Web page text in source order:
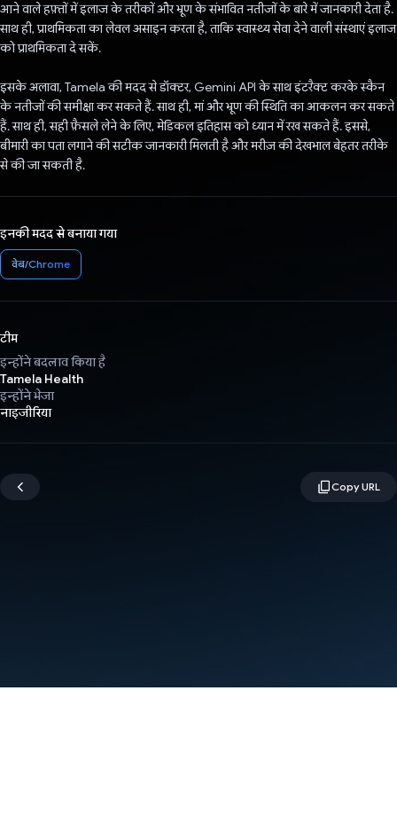
आने वाले हफ़्तों में इलाज के तरीकों और भ्रूण के संभावित नतीजों के बारे में जानकारी देता है.
साथ ही, प्राथमिकता का लेवल असाइन करता है, ताकि स्वास्थ्य सेवा देने वाली संस्थाएं इलाज
को प्राथमिकता दे सकें.
इसके अलावा, Tamela की मदद से डॉक्टर, Gemini API के साथ इंटरैक्ट करके स्कैन
के नतीजों की समीक्षा कर सकते हैं. साथ ही, मां और भ्रूण की स्थिति का आकलन कर सकते
हैं. साथ ही, सही फ़ैसले लेने के लिए, मेडिकल इतिहास को ध्यान में रख सकते हैं. इससे,
बीमारी का पता लगाने की सटीक जानकारी मिलती है और मरीज़ की देखभाल बेहतर तरीके
से की जा सकती है.
इनकी मदद से बनाया गया
वेब/Chrome
टीम
इन्होंने बदलाव किया है
Tamela Health
इन्होंने भेजा
नाइजीरिया